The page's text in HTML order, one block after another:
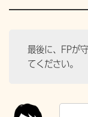
最後に、FPが
てください。